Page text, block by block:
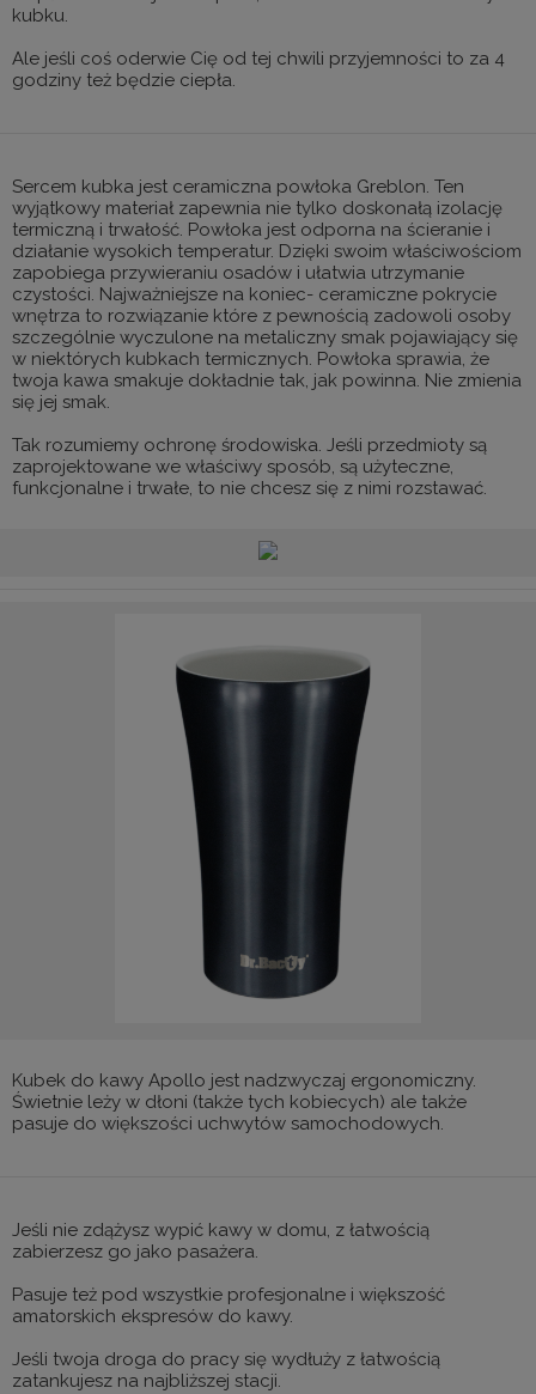
kubku.
Ale jeśli coś oderwie Cię od tej chwili przyjemności to za 4
godziny też będzie ciepła.
Sercem kubka jest ceramiczna powłoka Greblon. Ten
wyjątkowy materiał zapewnia nie tylko doskonałą izolację
termiczną i trwałość. Powłoka jest odporna na ścieranie i
działanie wysokich temperatur. Dzięki swoim właściwościom
zapobiega przywieraniu osadów i ułatwia utrzymanie
czystości. Najważniejsze na koniec- ceramiczne pokrycie
wnętrza to rozwiązanie które z pewnością zadowoli osoby
szczególnie wyczulone na metaliczny smak pojawiający się
w niektórych kubkach termicznych. Powłoka sprawia, że
twoja kawa smakuje dokładnie tak, jak powinna. Nie zmienia
się jej smak.
Tak rozumiemy ochronę środowiska. Jeśli przedmioty są
zaprojektowane we właściwy sposób, są użyteczne,
funkcjonalne i trwałe, to nie chcesz się z nimi rozstawać.
Kubek do kawy Apollo jest nadzwyczaj ergonomiczny.
Świetnie leży w dłoni (także tych kobiecych) ale także
pasuje do większości uchwytów samochodowych.
Jeśli nie zdążysz wypić kawy w domu, z łatwością
zabierzesz go jako pasażera.
Pasuje też pod wszystkie profesjonalne i większość
amatorskich ekspresów do kawy.
Jeśli twoja droga do pracy się wydłuży z łatwością
zatankujesz na najbliższej stacji.